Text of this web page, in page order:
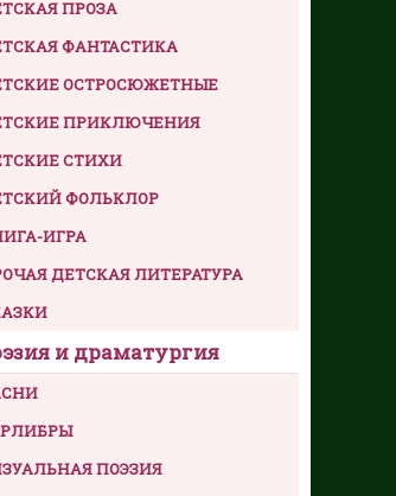
ПРОЗА
ФАНТАСТИКА
ОСТРОСЮЖЕТНЫЕ
ПРИКЛЮЧЕНИЯ
СТИХИ
ФОЛЬКЛОР
ИГРА
ДЕТСКАЯ ЛИТЕРАТУРА
и драматургия
ПОЭЗИЯ